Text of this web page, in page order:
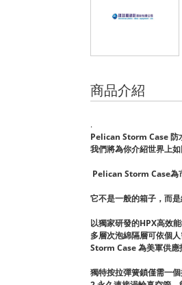
商品介紹
.
Pelican Storm Case 防
我們將為你介紹世界上
Pelican Storm Case為
它不是一般的箱子，而
以獨家研發的HPX高效
多層次泡綿隔層可依個
Storm Case 為美軍供應
獨特按拉彈簧鎖僅需一